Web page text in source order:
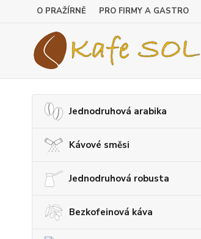
O PRAŽÍRNĚ PRO FIRMY A GASTRO
Jednodruhová arabika
Kávové směsi
Jednodruhová robusta
Bezkofeinová káva